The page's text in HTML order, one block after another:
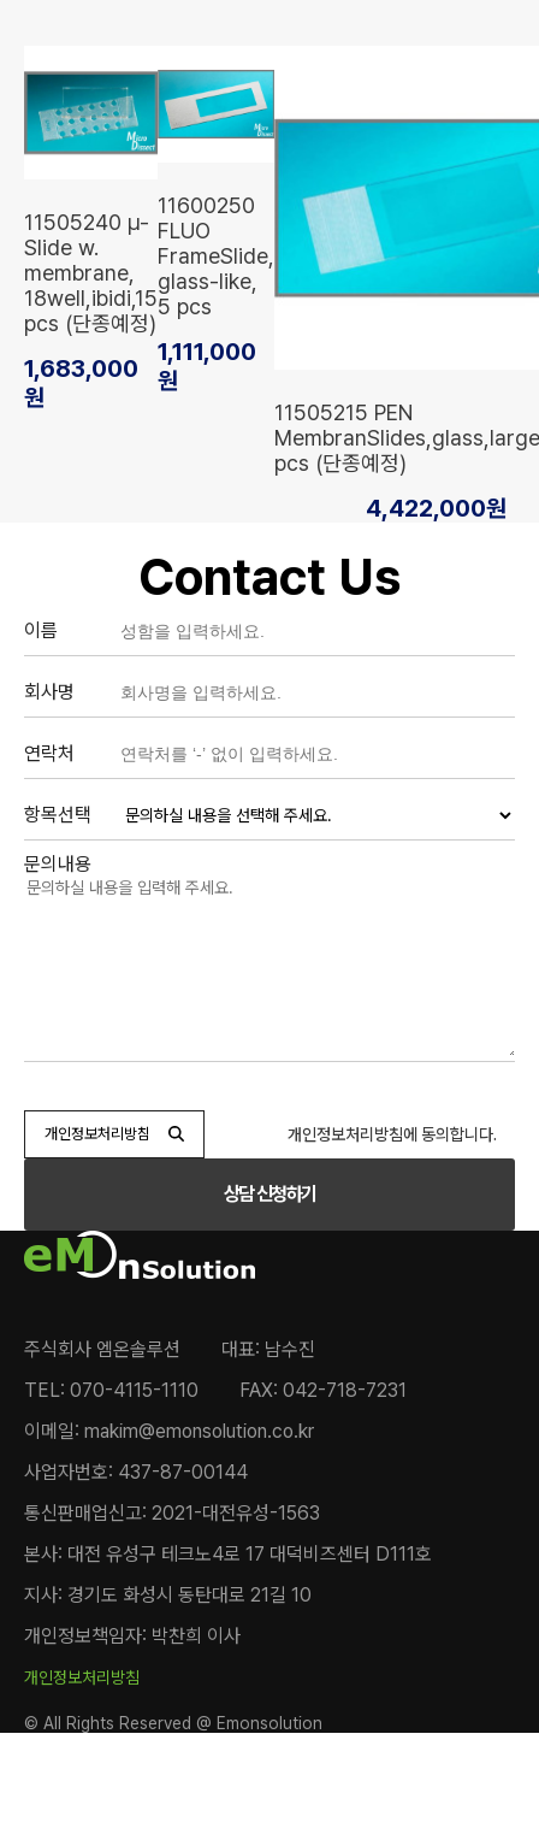
11505240 µ-
Slide w.
membrane,
18well,ibidi,15
pcs (단종예정)
1,683,000
원
11600250
FLUO
FrameSlide,
glass-like,
5 pcs
1,111,000
원
11505215 PEN
pcs (단종예정)
4,422,000원
Contact Us
이름
회사명
연락처
항목선택
문의내용
개인정보처리방침 개인정보처리방침에 동의합니다.
상담 신청하기
주식회사 엠온솔루션
대표: 남수진
TEL: 070-4115-1110
FAX: 042-718-7231
이메일: makim@emonsolution.co.kr
사업자번호: 437-87-00144
통신판매업신고: 2021-대전유성-1563
본사: 대전 유성구 테크노4로 17 대덕비즈센터 D111호
지사: 경기도 화성시 동탄대로 21길 10
개인정보책임자: 박찬희 이사
개인정보처리방침
© All Rights Reserved @ Emonsolution